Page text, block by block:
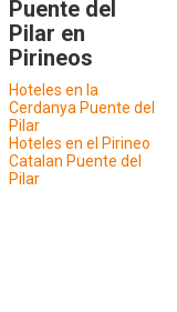
Puente del
Pilar en
Pirineos
Hoteles en la
Cerdanya Puente del
Pilar
Hoteles en el Pirineo
Catalan Puente del
Pilar